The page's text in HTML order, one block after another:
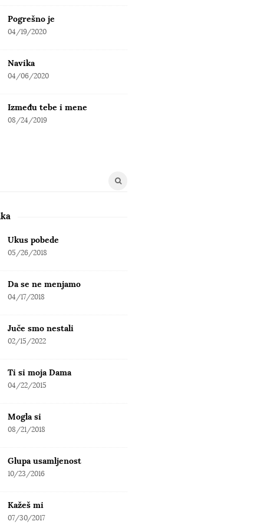
Pogrešno je
04/19/2020
Navika
04/06/2020
Između tebe i mene
08/24/2019
Ukus pobede
05/26/2018
Da se ne menjamo
04/17/2018
Juče smo nestali
02/15/2022
Ti si moja Dama
04/22/2015
Mogla si
08/21/2018
Glupa usamljenost
10/23/2016
Kažeš mi
07/30/2017